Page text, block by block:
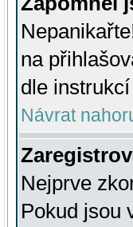
na
dle
Návrat
Nejprve
Pokud jsou